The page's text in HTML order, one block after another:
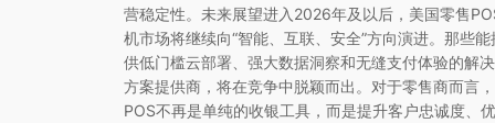
营稳定性。未来展望进入2026年及以后，美国零售
机市场将继续向“智能、互联、安全”方向演进。那些能
供低门槛云部署、强大数据洞察和无缝支付体验的解决
方案提供商，将在竞争中脱颖而出。对于零售商而言，
POS不再是单纯的收银工具，而是提升客户忠诚度、优